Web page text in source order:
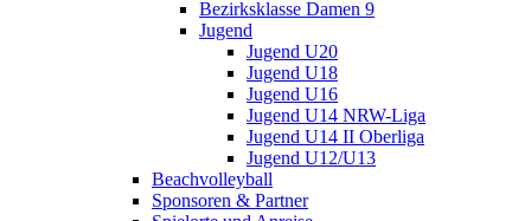
Bezirksklasse Damen 9
Jugend
Jugend U20
Jugend U18
Jugend U16
Jugend U14 NRW-Liga
Jugend U14 II Oberliga
Jugend U12/U13
Beachvolleyball
Sponsoren & Partner